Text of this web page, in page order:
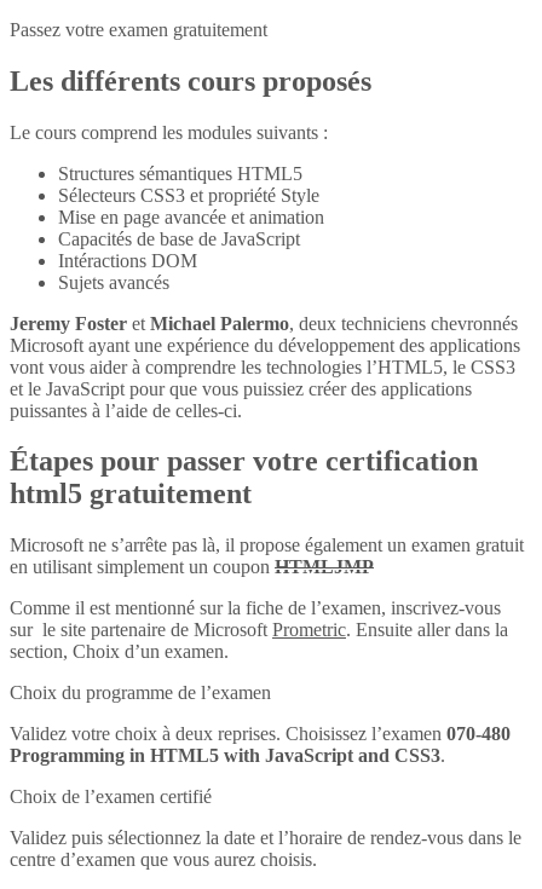
Passez votre examen gratuitement
Les différents cours proposés
Le cours comprend les modules suivants :
Structures sémantiques HTML5
Sélecteurs CSS3 et propriété Style
Mise en page avancée et animation
Capacités de base de JavaScript
Intéractions DOM
Sujets avancés
Jeremy Foster et Michael Palermo, deux techniciens chevronnés
Microsoft ayant une expérience du développement des applications
vont vous aider à comprendre les technologies l’HTML5, le CSS3
et le JavaScript pour que vous puissiez créer des applications
puissantes à l’aide de celles-ci.
Étapes pour passer votre certification
html5 gratuitement
Microsoft ne s’arrête pas là, il propose également un examen gratuit
en utilisant simplement un coupon HTMLJMP
Comme il est mentionné sur la fiche de l’examen, inscrivez-vous
sur le site partenaire de Microsoft Prometric. Ensuite aller dans la
section, Choix d’un examen.
Choix du programme de l’examen
Validez votre choix à deux reprises. Choisissez l’examen 070-480
Programming in HTML5 with JavaScript and CSS3.
Choix de l’examen certifié
Validez puis sélectionnez la date et l’horaire de rendez-vous dans le
centre d’examen que vous aurez choisis.